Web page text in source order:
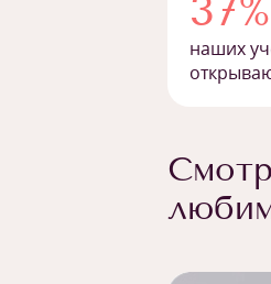
37%
наших